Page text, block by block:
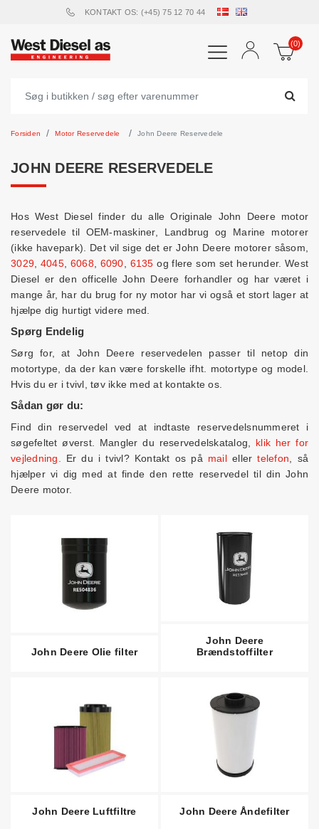
KONTAKT OS: (+45) 75 12 70 44
(0)
Forsiden Motor Reservedele John Deere Reservedele
JOHN DEERE RESERVEDELE
Hos West Diesel finder du alle Originale John Deere motor
reservedele til OEM-maskiner, Landbrug og Marine motorer
(ikke havepark). Det vil sige det er John Deere motorer såsom,
3029 4045, 6068, 6090 6135 og flere som set herunder. West
Diesel er den officelle John Deere forhandler og har været i
mange år, har du brug for ny motor har vi også et stort lager at
hjælpe dig hurtigt videre med.
Spørg Endelig
Sørg for, at John Deere reservedelen passer til netop din
motortype, da der kan være forskelle ifht. motortype og model.
Hvis du er i tvivl, tøv ikke med at kontakte os.
Sådan gør du:
Find din reservedel ved at indtaste reservedelsnummeret i
søgefeltet øverst. Mangler du reservedelskatalog, klik her for
vejledning. Er du i tvivl? Kontakt os på mailellertelefon , så
hjælper vi dig med at finde den rette reservedel til din John
Deere motor.
John Deere Olie filter
John Deere
Brændstoffilter
John Deere Luftfiltre John Deere Åndefilter